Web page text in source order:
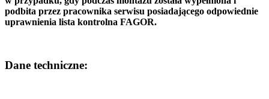
podbita przez pracownika serwisu posiadającego odpowiednie
uprawnienia lista kontrolna FAGOR.
Dane techniczne: